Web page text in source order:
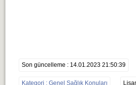
Son güncelleme : 14.01.2023 21:50:39
Kategori : Genel Sağlık Konuları